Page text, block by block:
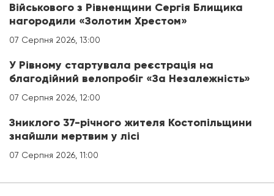
Військового з Рівненщини Сергія Блищика
нагородили «Золотим Хрестом»
07 Серпня 2026, 13:00
У Рівному стартувала реєстрація на
благодійний велопробіг «За Незалежність»
07 Серпня 2026, 12:00
Зниклого 37-річного жителя Костопільщини
знайшли мертвим у лісі
07 Серпня 2026, 11:00